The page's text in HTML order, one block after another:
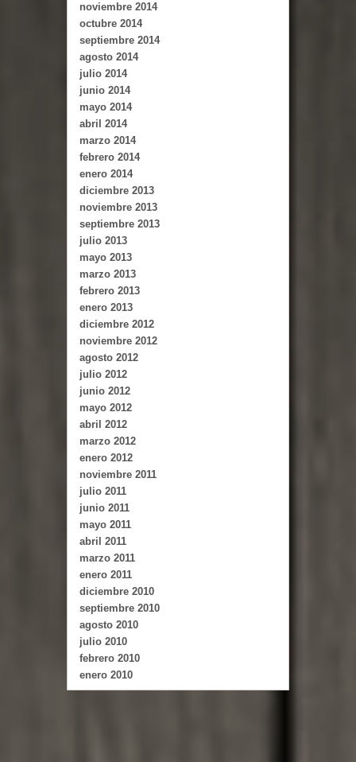
noviembre 2014
octubre 2014
septiembre 2014
agosto 2014
julio 2014
junio 2014
mayo 2014
abril 2014
marzo 2014
febrero 2014
enero 2014
diciembre 2013
noviembre 2013
septiembre 2013
julio 2013
mayo 2013
marzo 2013
febrero 2013
enero 2013
diciembre 2012
noviembre 2012
agosto 2012
julio 2012
junio 2012
mayo 2012
abril 2012
marzo 2012
enero 2012
noviembre 2011
julio 2011
junio 2011
mayo 2011
abril 2011
marzo 2011
enero 2011
diciembre 2010
septiembre 2010
agosto 2010
julio 2010
febrero 2010
enero 2010